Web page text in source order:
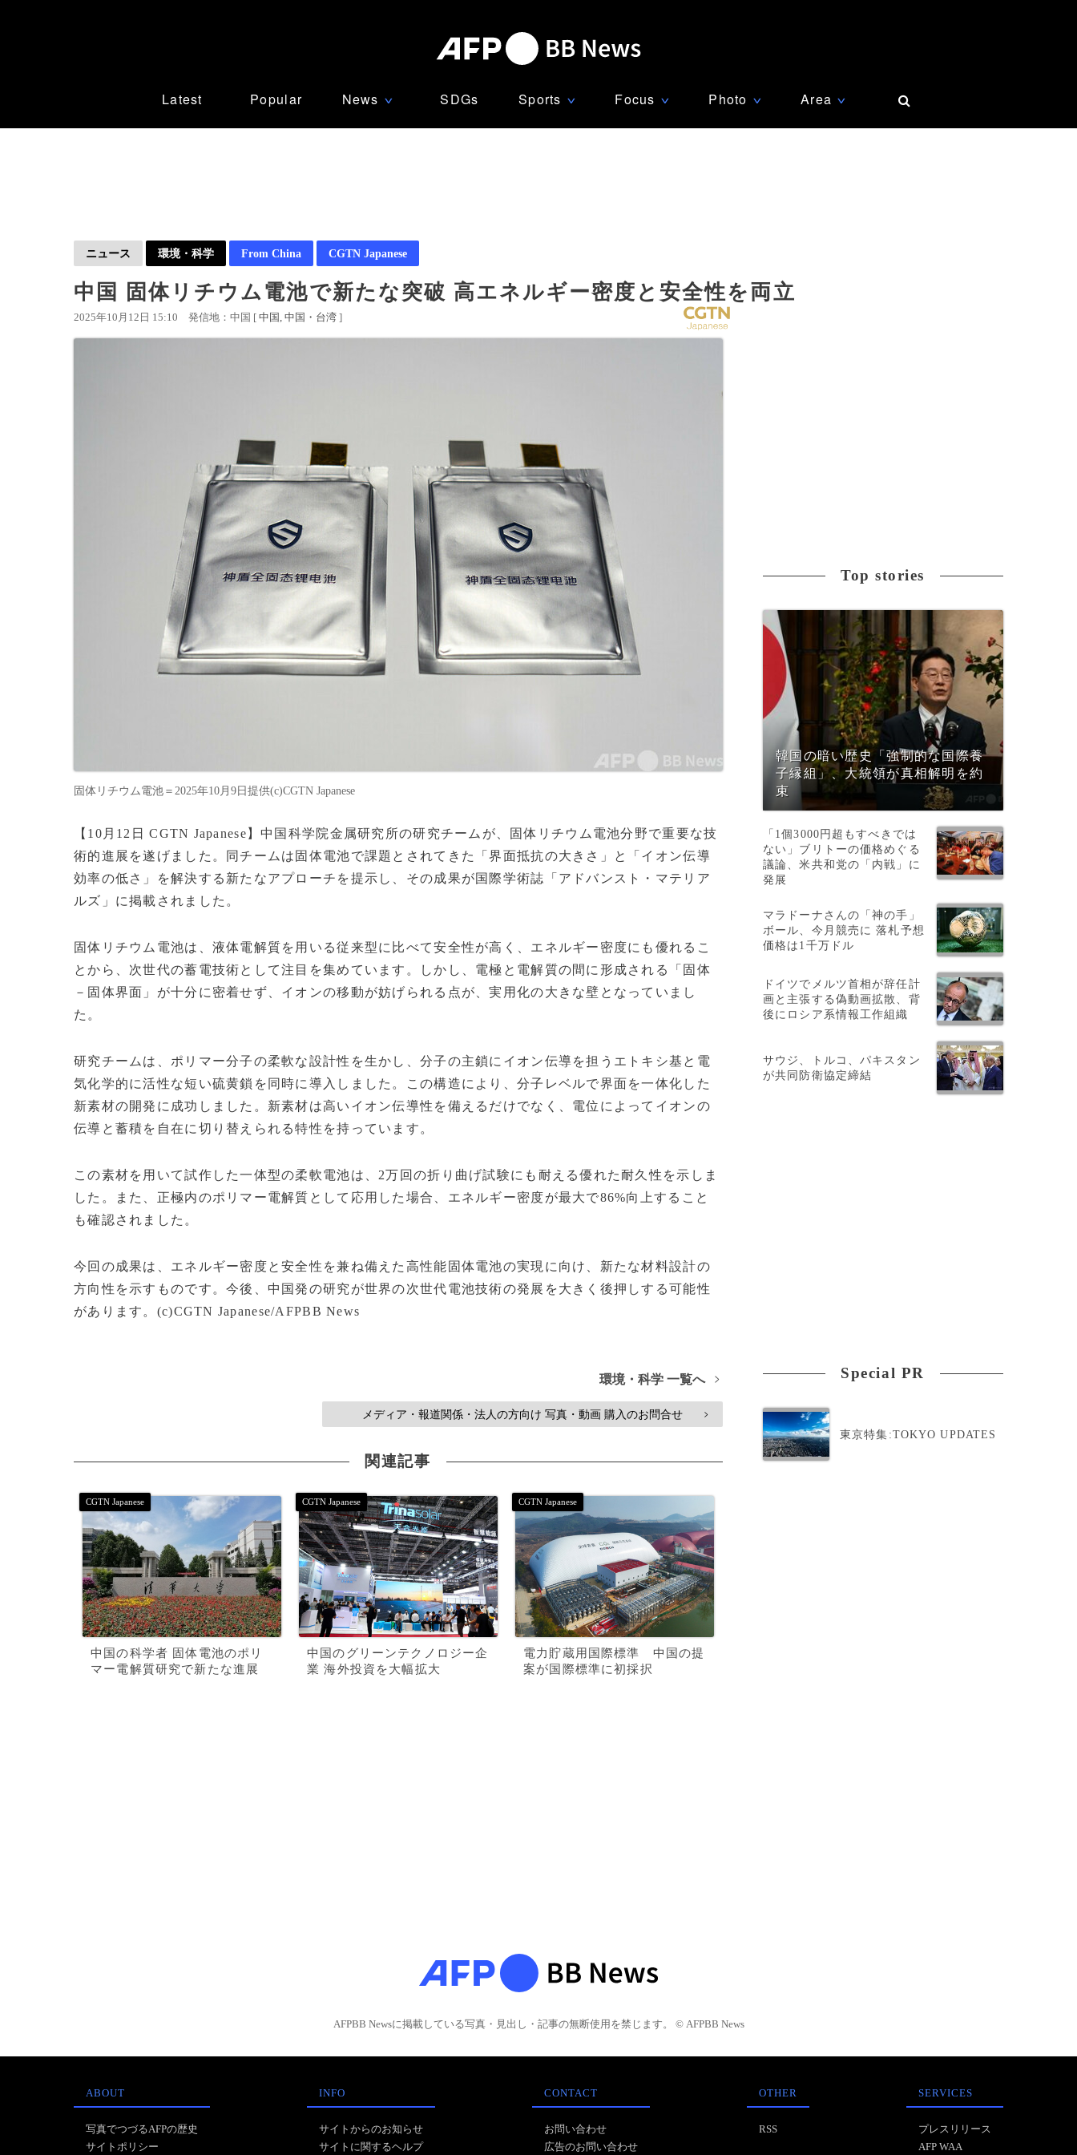
Latest Popular News ∨ SDGs Sports ∨ Focus ∨ Photo ∨ Area ∨
ニュース 環境・科学 From China CGTN Japanese
中国 固体リチウム電池で新たな突破 高エネルギー密度と安全性を両立
2025年10月12日 15:10 発信地：中国 [ 中国 中国・台湾 ]
固体リチウム電池＝2025年10月9日提供(c)CGTN Japanese
【10月12日 CGTN Japanese】中国科学院金属研究所の研究チームが、固体リチウム電池分野で重要な技
術的進展を遂げました。同チームは固体電池で課題とされてきた「界面抵抗の大きさ」と「イオン伝導
効率の低さ」を解決する新たなアプローチを提示し、その成果が国際学術誌「アドバンスト・マテリア
ルズ」に掲載されました。
固体リチウム電池は、液体電解質を用いる従来型に比べて安全性が高く、エネルギー密度にも優れるこ
とから、次世代の蓄電技術として注目を集めています。しかし、電極と電解質の間に形成される「固体
－固体界面」が十分に密着せず、イオンの移動が妨げられる点が、実用化の大きな壁となっていまし
た。
研究チームは、ポリマー分子の柔軟な設計性を生かし、分子の主鎖にイオン伝導を担うエトキシ基と電
気化学的に活性な短い硫黄鎖を同時に導入しました。この構造により、分子レベルで界面を一体化した
新素材の開発に成功しました。新素材は高いイオン伝導性を備えるだけでなく、電位によってイオンの
伝導と蓄積を自在に切り替えられる特性を持っています。
この素材を用いて試作した一体型の柔軟電池は、2万回の折り曲げ試験にも耐える優れた耐久性を示しま
した。また、正極内のポリマー電解質として応用した場合、エネルギー密度が最大で86%向上すること
も確認されました。
今回の成果は、エネルギー密度と安全性を兼ね備えた高性能固体電池の実現に向け、新たな材料設計の
方向性を示すものです。今後、中国発の研究が世界の次世代電池技術の発展を大きく後押しする可能性
があります。(c)CGTN Japanese/AFPBB News
環境・科学 一覧へ >
メディア・報道関係・法人の方向け 写真・動画 購入のお問合せ >
関連記事
中国の科学者 固体電池のポリ
マー電解質研究で新たな進展
中国のグリーンテクノロジー企
業 海外投資を大幅拡大
電力貯蔵用国際標準 中国の提
案が国際標準に初採択
Top stories
韓国の暗い歴史「強制的な国際養
子縁組」、大統領が真相解明を約
束
「1個3000円超もすべきでは
ない」ブリトーの価格めぐる
議論、米共和党の「内戦」に
発展
マラドーナさんの「神の手」
ボール、今月競売に 落札予想
価格は1千万ドル
ドイツでメルツ首相が辞任計
画と主張する偽動画拡散、背
後にロシア系情報工作組織
サウジ、トルコ、パキスタン
が共同防衛協定締結
Special PR
東京特集:TOKYO UPDATES
AFPBB Newsに掲載している写真・見出し・記事の無断使用を禁じます。 © AFPBB News
ABOUT
写真でつづるAFPの歴史
サイトポリシー
INFO
サイトからのお知らせ
サイトに関するヘルプ
CONTACT
お問い合わせ
広告のお問い合わせ
OTHER
RSS
SERVICES
プレスリリース
AFP WAA